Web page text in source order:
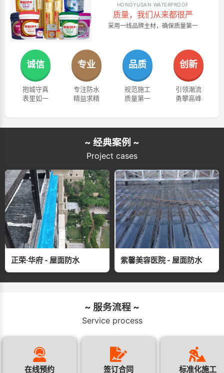
HONGYUSAN WATERPROOF
质量，我们从来都很严
采用一线品牌主材，确保质量第一
诚信
抱城守真
表里如一
专业
专注防水
精益求精
品质
规范施工
质量第一
创新
引领潮流
勇攀高峰
~ 经典案例 ~
Project cases
正荣·华府 - 屋面防水 紫馨美容医院 - 屋面防水
~ 服务流程 ~
Service process
在线预约 签订合同 标准化施工